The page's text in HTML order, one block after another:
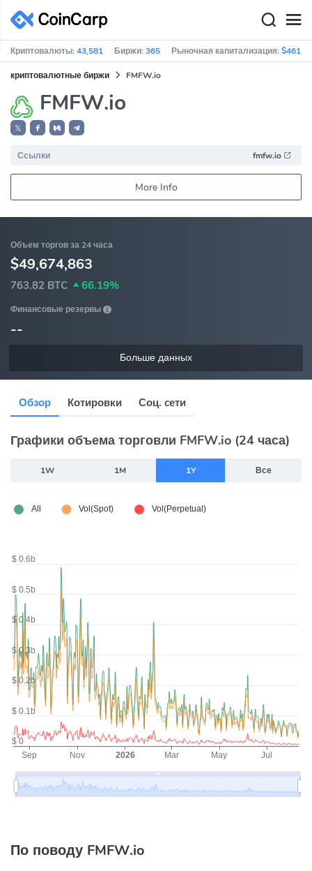
Криптовалюты:43,581 Биржи:365 Рыночная капитализация:
криптовалютные биржи FMFW.io
FMFW.io
𝕏
Ссылки fmfw.io
More Info
Объем торгов за 24 часа
$49,674,863
763.82 BTC 66.19%
Финансовые резервы
--
Больше данных
Обзор Котировки Соц. cети
Графики объема торговли FMFW.io (24 часа)
1W 1M 1Y Все
По поводу FMFW.io